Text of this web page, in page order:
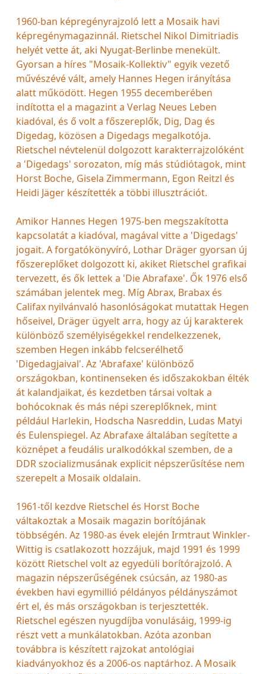
1960-ban képregényrajzoló lett a Mosaik havi
képregénymagazinnál. Rietschel Nikol Dimitriadis
helyét vette át, aki Nyugat-Berlinbe menekült.
Gyorsan a híres "Mosaik-Kollektiv" egyik vezető
művészévé vált, amely Hannes Hegen irányítása
alatt működött. Hegen 1955 decemberében
indította el a magazint a Verlag Neues Leben
kiadóval, és ő volt a főszereplők, Dig, Dag és
Digedag, közösen a Digedags megalkotója.
Rietschel névtelenül dolgozott karakterrajzolóként
a 'Digedags' sorozaton, míg más stúdiótagok, mint
Horst Boche, Gisela Zimmermann, Egon Reitzl és
Heidi Jäger készítették a többi illusztrációt.
Amikor Hannes Hegen 1975-ben megszakította
kapcsolatát a kiadóval, magával vitte a 'Digedags'
jogait. A forgatókönyvíró, Lothar Dräger gyorsan új
főszereplőket dolgozott ki, akiket Rietschel grafikai
tervezett, és ők lettek a 'Die Abrafaxe'. Ők 1976 első
számában jelentek meg. Míg Abrax, Brabax és
Califax nyilvánvaló hasonlóságokat mutattak Hegen
hőseivel, Dräger ügyelt arra, hogy az új karakterek
különböző személyiségekkel rendelkezzenek,
szemben Hegen inkább felcserélhető
'Digedagjaival'. Az 'Abrafaxe' különböző
országokban, kontinenseken és időszakokban élték
át kalandjaikat, és kezdetben társai voltak a
bohócoknak és más népi szereplőknek, mint
például Harlekin, Hodscha Nasreddin, Ludas Matyi
és Eulenspiegel. Az Abrafaxe általában segítette a
köznépet a feudális uralkodókkal szemben, de a
DDR szocializmusának explicit népszerűsítése nem
szerepelt a Mosaik oldalain.
1961-től kezdve Rietschel és Horst Boche
váltakoztak a Mosaik magazin borítójának
többségén. Az 1980-as évek elején Irmtraut Winkler-
Wittig is csatlakozott hozzájuk, majd 1991 és 1999
között Rietschel volt az egyedüli borítórajzoló. A
magazin népszerűségének csúcsán, az 1980-as
években havi egymillió példányos példányszámot
ért el, és más országokban is terjesztették.
Rietschel egészen nyugdíjba vonulásáig, 1999-ig
részt vett a munkálatokban. Azóta azonban
továbbra is készített rajzokat antológiai
kiadványokhoz és a 2006-os naptárhoz. A Mosaik